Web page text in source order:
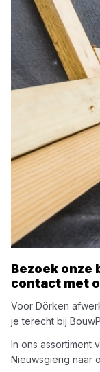
Bezoek onze
contact met
Voor Dörken
je terecht bij
In ons assortiment
Nieuwsgierig naar